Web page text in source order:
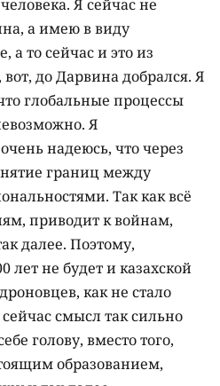
Я сейчас не
а имею в виду
а то сейчас и это из
до Дарвина добрался. Я
глобальные процессы
Я
надеюсь, что через
границ между
Так как всё
приводит к войнам,
далее. Поэтому,
лет не будет и казахской
как не стало
смысл так сильно
голову, вместо того,
образованием,